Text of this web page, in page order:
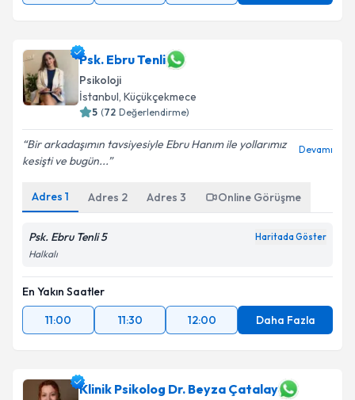
Psk. Ebru Tenli
Psikoloji
İstanbul, Küçükçekmece
5 (72 Değerlendirme)
Bir arkadaşımın tavsiyesiyle Ebru Hanım ile yollarımız
kesişti ve bugün...
Devamı
Adres 1 Adres 2 Adres 3 Online Görüşme
Psk. Ebru Tenli 5 Haritada Göster
Halkalı
En Yakın Saatler
11:00
11:30 12:00 Daha Fazla
Klinik Psikolog Dr. Beyza Çatalay